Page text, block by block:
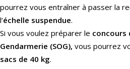
pourrez vous entraîner à passer la
l’échelle suspendue.
Si vous voulez préparer le concours
Gendarmerie (SOG), vous pourrez
sacs de 40 kg.